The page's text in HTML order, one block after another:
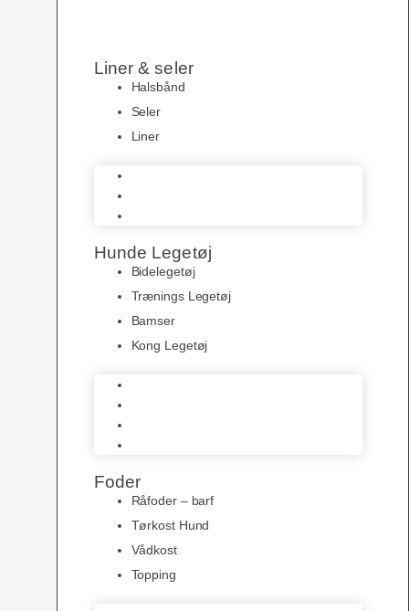
Liner & seler
Halsbånd
Seler
Liner
Hunde Legetøj
Bidelegetøj
Trænings Legetøj
Bamser
Kong Legetøj
Foder
Råfoder – barf
Tørkost Hund
Vådkost
Topping